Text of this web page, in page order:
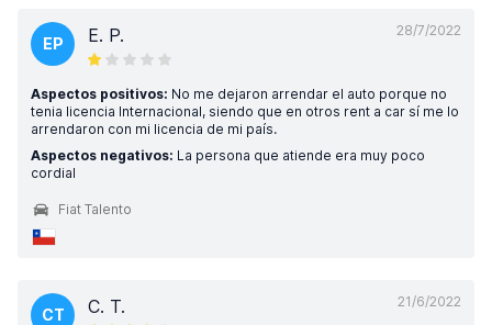
28/7/2022
EP E. P.
Aspectos positivos: No me dejaron arrendar el auto porque no
tenia licencia Internacional, siendo que en otros rent a car sí me lo
arrendaron con mi licencia de mi país.
Aspectos negativos: La persona que atiende era muy poco
cordial
Fiat Talento
21/6/2022
CT C. T.